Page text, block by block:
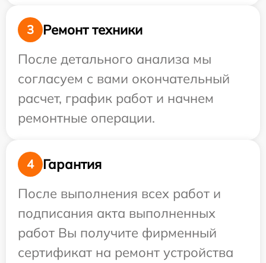
3
Ремонт техники
После детального анализа мы
согласуем с вами окончательный
расчет, график работ и начнем
ремонтные операции.
4
Гарантия
После выполнения всех работ и
подписания акта выполненных
работ Вы получите фирменный
сертификат на ремонт устройства